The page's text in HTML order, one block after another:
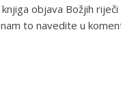
objava Božjih
to navedite u